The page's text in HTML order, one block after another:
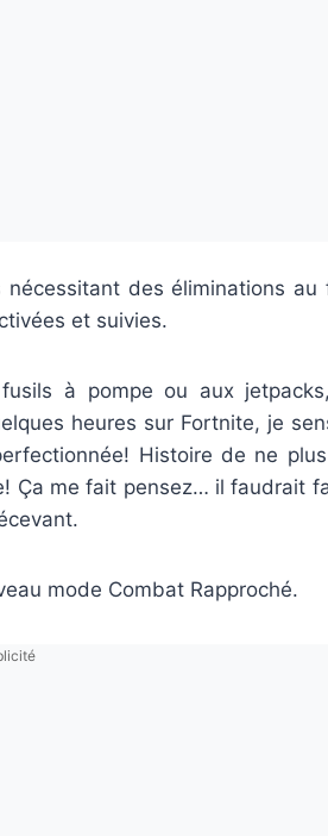
des éliminations au
et suivies.
à pompe ou aux jetpacks,
heures sur Fortnite, je
Histoire de ne
Ça me fait pensez… il faudrait
mode Combat Rapproché.